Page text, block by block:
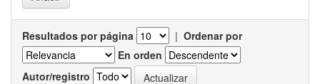
Resultados por página | Ordenar por
En orden
Autor/registro